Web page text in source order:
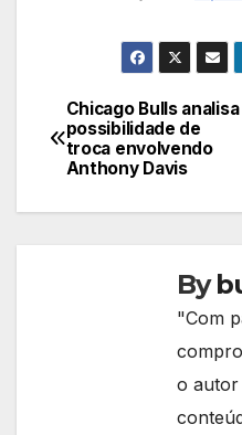
Navegação
de
Post
Chicago Bulls analisa
possibilidade de
troca envolvendo
Anthony Davis
By
"Com
o